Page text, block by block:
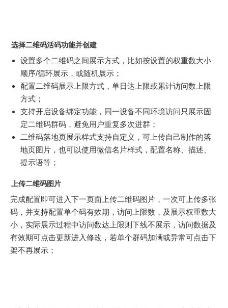
选择二维码活码功能并创建
设置多个二维码之间展示方式，比如按设置的权重数大小
顺序/循环展示，或随机展示；
配置二维码展示上限方式，单日达上限或累计访问数上限
方式；
支持开启设备绑定功能，同一设备不同环境访问只展示固
定二维码群码，避免用户重复多次进群；
二维码落地页展示样式支持自定义，可上传自己制作的落
地页图片，也可以使用微信名片样式，配置名称、描述、
提示语等；
上传二维码图片
完成配置即可进入下一页面上传二维码图片，一次可上传多张
码，并支持配置单个码有效期，访问上限数，及展示权重数大
小，实际展示过程中访问数达上限则下线不展示，访问数据及
有效期可点击更新进入修改，若单个群码加满或异常可点击下
架不再展示；